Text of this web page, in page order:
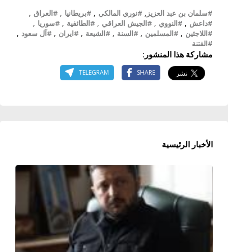
#سلمان بن عبد العزيز , #نوري المالكي , #بريطانيا , #العراق ,
#داعش , #النووي , #الجيش العراقي , #الطائفية , #سوريا ,
#اللاجئين , #المسلمين , #السنة , #الشيعة , #ايران , #آل سعود ,
#الفتنة
مشاركة هذا المنشور:
SHARE
TELEGRAM
الأخبار الرئيسية